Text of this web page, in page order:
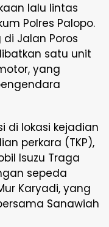
lalu lintas
Polres Palopo.
Jalan Poros
satu unit
yang
di lokasi kejadian
perkara (TKP),
Isuzu Traga
sepeda
Karyadi, yang
Sanawiah